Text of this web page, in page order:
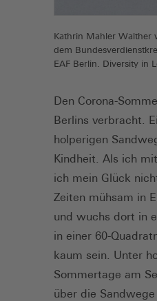
Kathrin Mahler Walther
dem
EAF Berlin. Diversity in
Den Corona-
Berlins verbracht.
holperigen
Kindheit. Als ich
ich mein Glück
Zeiten mühsam in
und wuchs dort in
in einer 60-
kaum sein. Unter
Sommertage am
über die